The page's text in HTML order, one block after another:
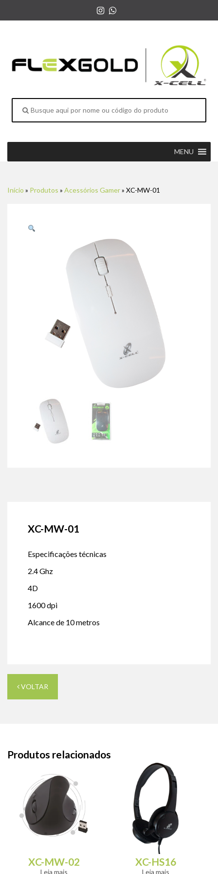
MENU
Início » Produtos » Acessórios Gamer» XC-MW-01
XC-MW-01
Especificações técnicas
2.4 Ghz
4D
1600 dpi
Alcance de 10 metros
VOLTAR
Produtos relacionados
XC-MW-02
Leia mais
XC-HS16
Leia mais